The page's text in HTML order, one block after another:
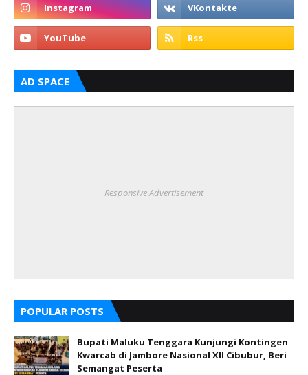
AD SPACE
Responsive Advertisement
POPULAR POSTS
Bupati Maluku Tenggara Kunjungi Kontingen
Kwarcab di Jambore Nasional XII Cibubur, Beri
Semangat Peserta